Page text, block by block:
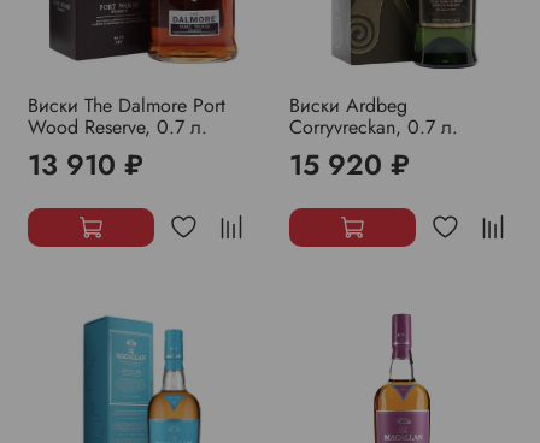
Виски The Dalmore Port
Wood Reserve, 0.7 л.
13 910 ₽
Виски Ardbeg
Corryvreckan, 0.7 л.
15 920 ₽